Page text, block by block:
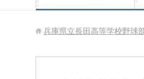
兵庫県立長田高等学校野球